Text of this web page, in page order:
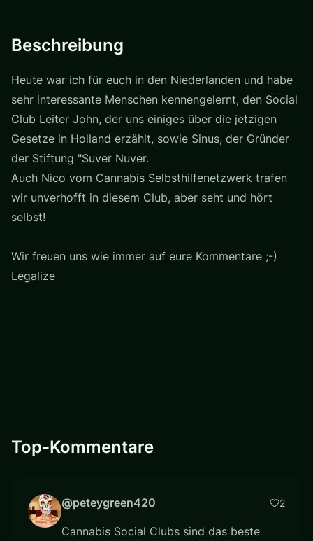
Beschreibung
Heute war ich für euch in den Niederlanden und habe
sehr interessante Menschen kennengelernt, den Social
Club Leiter John, der uns einiges über die jetzigen
Gesetze in Holland erzählt, sowie Sinus, der Gründer
der Stiftung "Suver Nuver.
Auch Nico vom Cannabis Selbsthilfenetzwerk trafen
wir unverhofft in diesem Club, aber seht und hört
selbst!
Wir freuen uns wie immer auf eure Kommentare ;-)
Legalize
Top-Kommentare
@peteygreen420 2
Cannabis Social Clubs sind das beste